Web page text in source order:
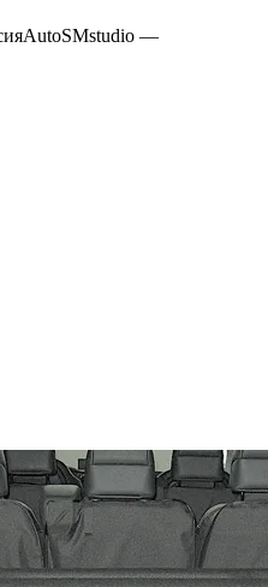
AutoSMstudio —